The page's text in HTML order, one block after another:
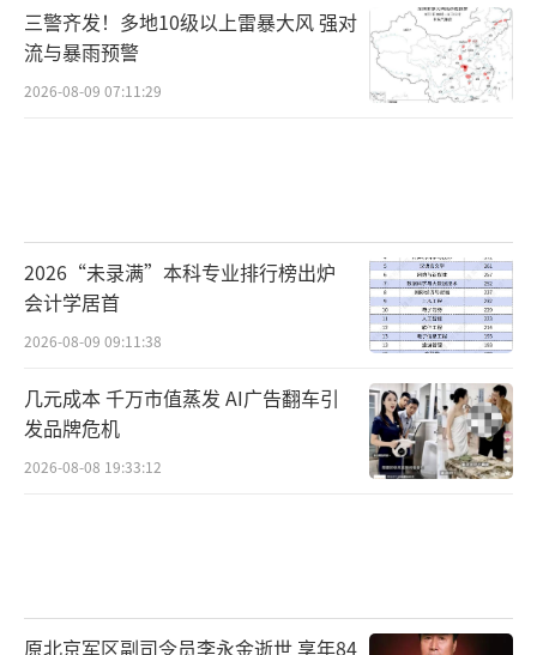
三警齐发！多地10级以上雷暴大风 强对
流与暴雨预警
2026-08-09 07:11:29
2026“未录满”本科专业排行榜出炉
会计学居首
2026-08-09 09:11:38
几元成本 千万市值蒸发 AI广告翻车引
发品牌危机
2026-08-08 19:33:12
原北京军区副司令员李永金逝世 享年84